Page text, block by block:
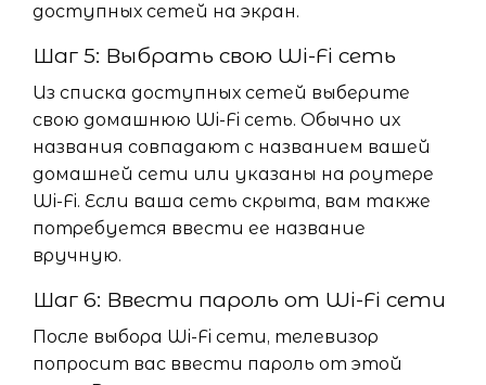
доступных сетей на экран.
Шаг 5: Выбрать свою Wi-Fi сеть
Из списка доступных сетей выберите
свою домашнюю Wi-Fi сеть. Обычно их
названия совпадают с названием вашей
домашней сети или указаны на роутере
Wi-Fi. Если ваша сеть скрыта, вам также
потребуется ввести ее название
вручную.
Шаг 6: Ввести пароль от Wi-Fi сети
После выбора Wi-Fi сети, телевизор
попросит вас ввести пароль от этой